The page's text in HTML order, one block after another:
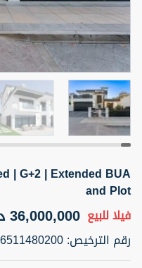
4 المعروض
مفروش/ة
اسم الوسيط
ARSHAD SAIYED
5 أشهر +
| 1,274.77 Sq
Ft | Ellington House II
شقةللبيع 4,100,000 درهم
| G+2 | Extended BUA
and Plot
فيلاللبيع 36,000,000 درهم
رقم الترخيص:
6511480200